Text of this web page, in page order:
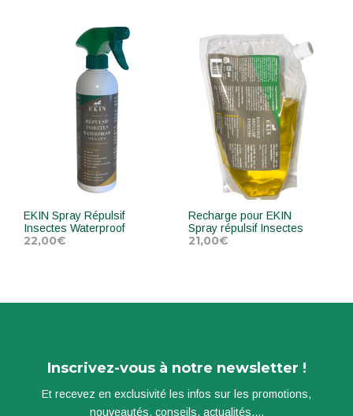
EKIN Spray Répulsif
Insectes Waterproof
22,00€
Recharge pour EKIN
Spray répulsif Insectes
21,00€
Inscrivez-vous à notre newsletter !
Et recevez en exclusivité les infos sur les promotions,
nouveautés, conseils, actualités,...